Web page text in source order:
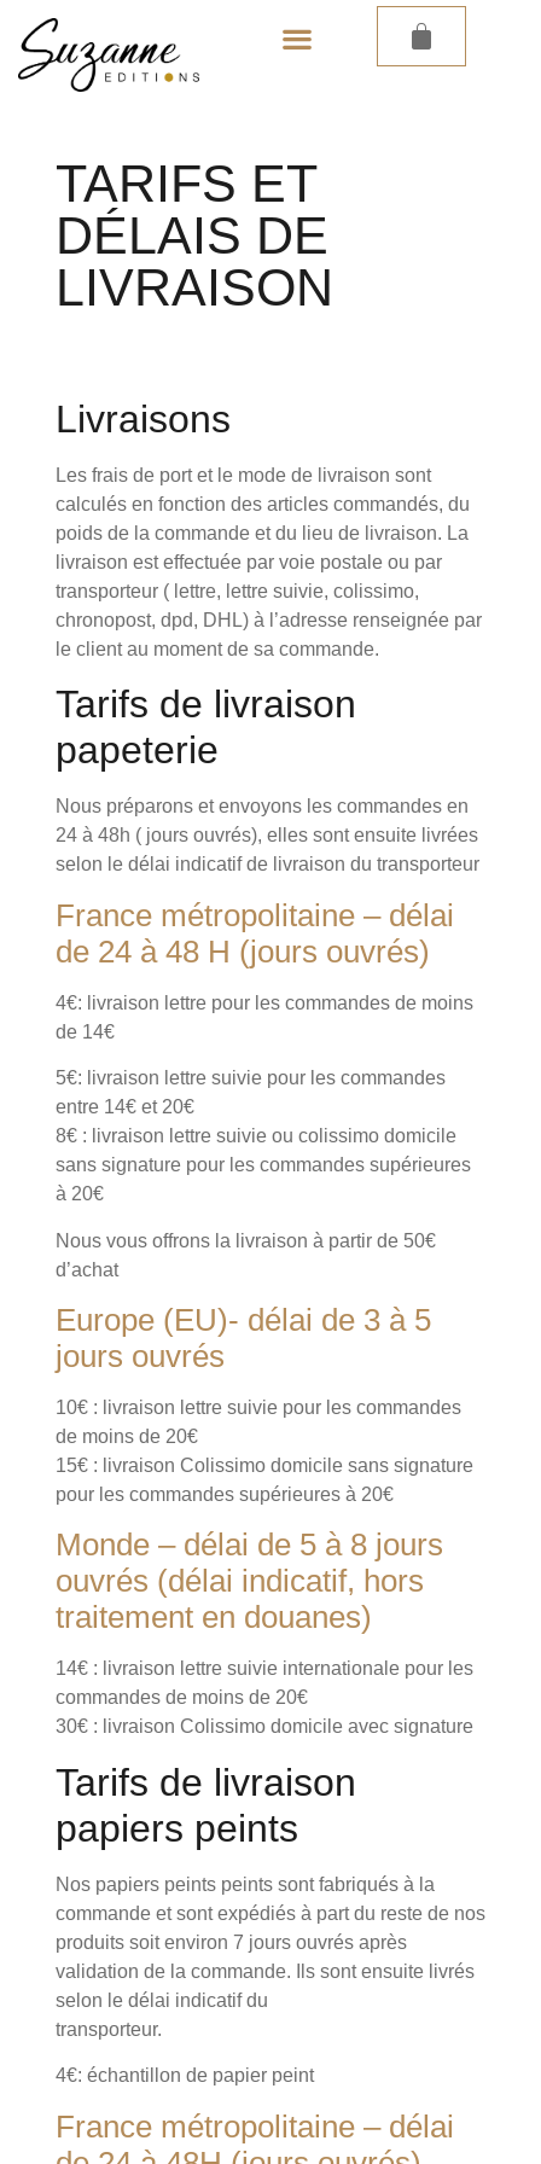
TARIFS ET
DÉLAIS DE
LIVRAISON
Livraisons
Les frais de port et le mode de livraison sont
calculés en fonction des articles commandés, du
poids de la commande et du lieu de livraison. La
livraison est effectuée par voie postale ou par
transporteur ( lettre, lettre suivie, colissimo,
chronopost, dpd, DHL) à l’adresse renseignée par
le client au moment de sa commande.
Tarifs de livraison
papeterie
Nous préparons et envoyons les commandes en
24 à 48h ( jours ouvrés), elles sont ensuite livrées
selon le délai indicatif de livraison du transporteur
France métropolitaine – délai
de 24 à 48 H (jours ouvrés)
4€: livraison lettre pour les commandes de moins
de 14€
5€: livraison lettre suivie pour les commandes
entre 14€ et 20€
8€ : livraison lettre suivie ou colissimo domicile
sans signature pour les commandes supérieures
à 20€
Nous vous offrons la livraison à partir de 50€
d’achat
Europe (EU)- délai de 3 à 5
jours ouvrés
10€ : livraison lettre suivie pour les commandes
de moins de 20€
15€ : livraison Colissimo domicile sans signature
pour les commandes supérieures à 20€
Monde – délai de 5 à 8 jours
ouvrés (délai indicatif, hors
traitement en douanes)
14€ : livraison lettre suivie internationale pour les
commandes de moins de 20€
30€ : livraison Colissimo domicile avec signature
Tarifs de livraison
papiers peints
Nos papiers peints peints sont fabriqués à la
commande et sont expédiés à part du reste de nos
produits soit environ 7 jours ouvrés après
validation de la commande. Ils sont ensuite livrés
selon le délai indicatif du
transporteur.
4€: échantillon de papier peint
France métropolitaine – délai